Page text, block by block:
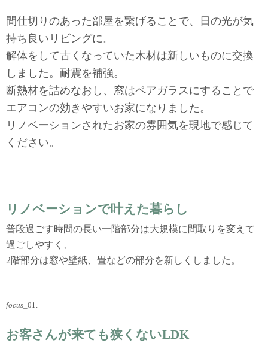
間仕切りのあった部屋を繋げることで、日の光が気
持ち良いリビングに。
解体をして古くなっていた木材は新しいものに交換
しました。耐震を補強。
断熱材を詰めなおし、窓はペアガラスにすることで
エアコンの効きやすいお家になりました。
リノベーションされたお家の雰囲気を現地で感じて
ください。
リノベーションで叶えた暮らし
普段過ごす時間の長い一階部分は大規模に間取りを変えて
過ごしやすく、
2階部分は窓や壁紙、畳などの部分を新しくしました。
focus _01.
お客さんが来ても狭くないLDK